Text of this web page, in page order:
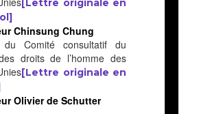
[Lettre originale en
Chinsung Chung
du Comité consultatif du
droits de l’homme des
[Lettre originale en
Olivier de Schutter